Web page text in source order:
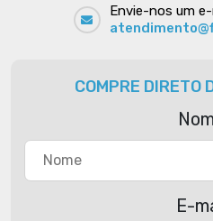
Envie-nos um e-
COMPRE DIRETO
E-